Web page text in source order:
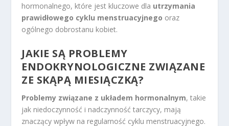
hormonalnego, które jest kluczowe dla utrzymania
prawidłowego cyklu menstruacyjnego oraz
ogólnego dobrostanu kobiet.
JAKIE SĄ PROBLEMY
ENDOKRYNOLOGICZNE ZWIĄZANE
ZE SKĄPĄ MIESIĄCZKĄ?
Problemy związane z układem hormonalnym, takie
jak niedoczynność i nadczynność tarczycy, mają
znaczący wpływ na regularność cyklu menstruacyjnego.